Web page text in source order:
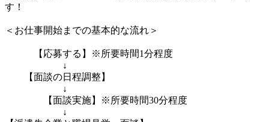
す！
＜お仕事開始までの基本的な流れ＞
【応募する】※所要時間1分程度
↓
【面談の日程調整】
↓
【面談実施】※所要時間30分程度
↓